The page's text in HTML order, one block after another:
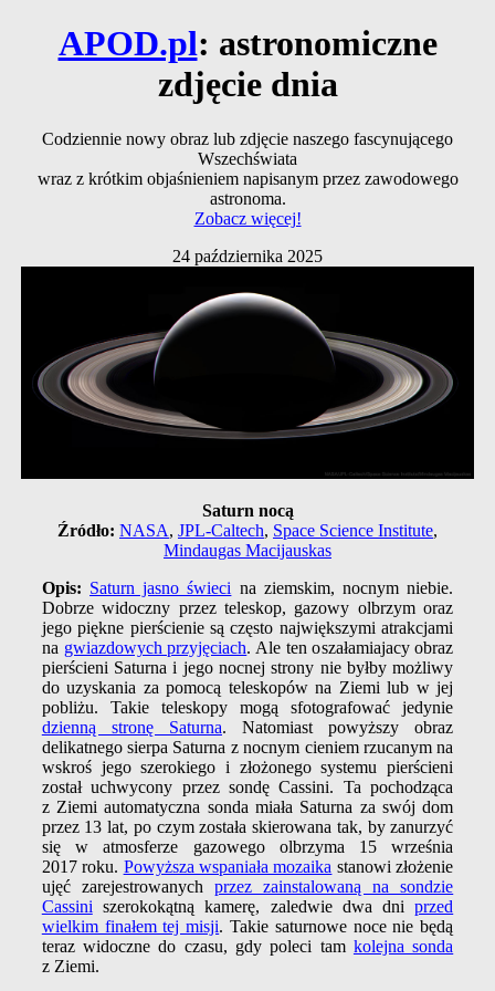
APOD.pl: astronomiczne
zdjęcie dnia
Codziennie nowy obraz lub zdjęcie naszego fascynującego
Wszechświata
wraz z krótkim objaśnieniem napisanym przez zawodowego
astronoma.
Zobacz więcej!
24 października 2025
Saturn nocą
Źródło: NASA, JPL-Caltech, Space Science Institute,
Mindaugas Macijauskas
Opis: Saturn jasno świeci na ziemskim, nocnym niebie.
Dobrze widoczny przez teleskop, gazowy olbrzym oraz
jego piękne pierścienie są często największymi atrakcjami
na gwiazdowych przyjęciach. Ale ten oszałamiajacy obraz
pierścieni Saturna i jego nocnej strony nie byłby możliwy
do uzyskania za pomocą teleskopów na Ziemi lub w jej
pobliżu. Takie teleskopy mogą sfotografować jedynie
dzienną stronę Saturna. Natomiast powyższy obraz
delikatnego sierpa Saturna z nocnym cieniem rzucanym na
wskroś jego szerokiego i złożonego systemu pierścieni
został uchwycony przez sondę Cassini. Ta pochodząca
z Ziemi automatyczna sonda miała Saturna za swój dom
przez 13 lat, po czym została skierowana tak, by zanurzyć
się w atmosferze gazowego olbrzyma 15 września
2017 roku. Powyższa wspaniała mozaika stanowi złożenie
ujęć zarejestrowanych przez zainstalowaną na sondzie
Cassiniszerokokątną kamerę, zaledwie dwa dniprzed
wielkim finałem tej misji. Takie saturnowe noce nie będą
teraz widoczne do czasu, gdy poleci tam kolejna sonda
z Ziemi.